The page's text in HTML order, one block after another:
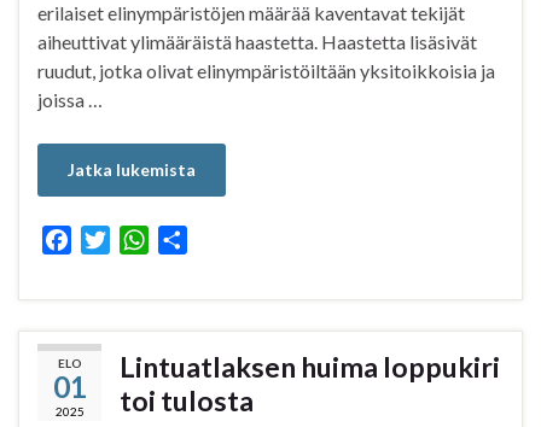
erilaiset elinympäristöjen määrää kaventavat tekijät
aiheuttivat ylimääräistä haastetta. Haastetta lisäsivät
ruudut, jotka olivat elinympäristöiltään yksitoikkoisia ja
joissa …
Jatka lukemista
c
e
b
o
o
i
t
W
a
t
A
p
a
r
ELO
01
2025
Lintuatlaksen huima loppukiri
toi tulosta